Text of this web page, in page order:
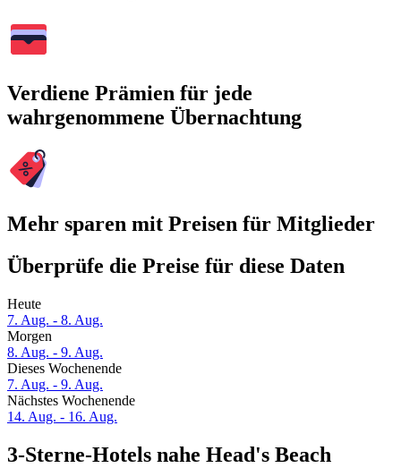
Verdiene Prämien für jede
wahrgenommene Übernachtung
Mehr sparen mit Preisen für Mitglieder
Überprüfe die Preise für diese Daten
Heute
7. Aug. - 8. Aug.
Morgen
8. Aug. - 9. Aug.
Dieses Wochenende
7. Aug. - 9. Aug.
Nächstes Wochenende
14. Aug. - 16. Aug.
3-Sterne-Hotels nahe Head's Beach